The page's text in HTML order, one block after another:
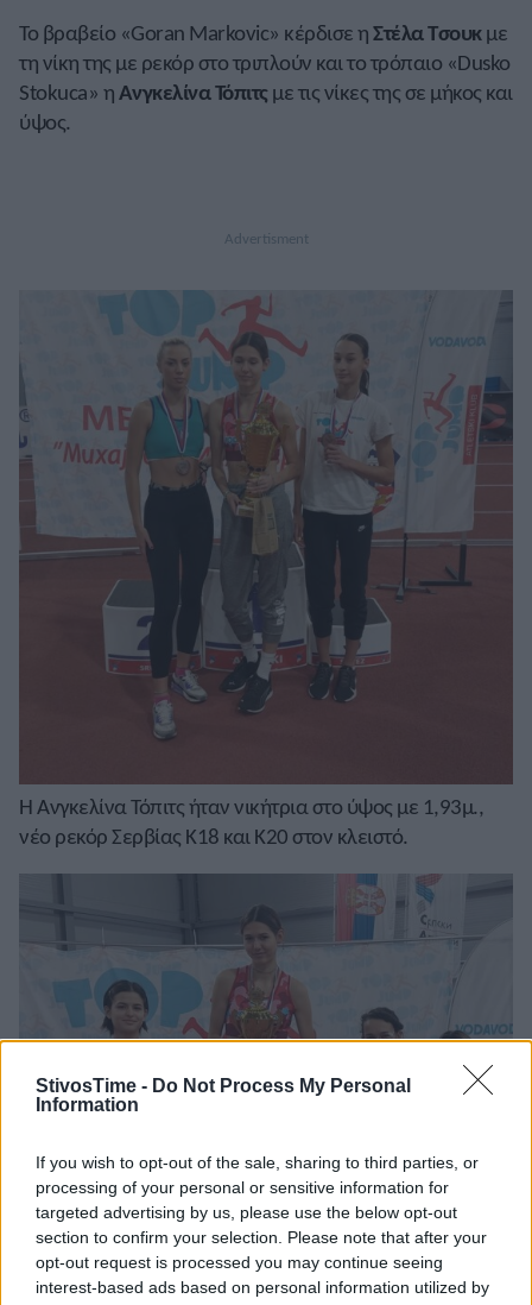
StivosTime - Do Not Process My Personal
Information
If you wish to opt-out of the sale, sharing to third parties, or
processing of your personal or sensitive information for
targeted advertising by us, please use the below opt-out
section to confirm your selection. Please note that after your
opt-out request is processed you may continue seeing
interest-based ads based on personal information utilized by
Το βραβείο «Goran Markovic» κέρδισε ηΣτέλα Τσουκμε
τη νίκη της με ρεκόρ στο τριπλούν και το τρόπαιο «Dusko
Stokuca» ηΑνγκελίνα Τόπιτςμε τις νίκες της σε μήκος και
ύψος.
Η Ανγκελίνα Τόπιτς ήταν νικήτρια στο ύψος με 1,93μ.,
νέο ρεκόρ Σερβίας Κ18 και Κ20 στον κλειστό.